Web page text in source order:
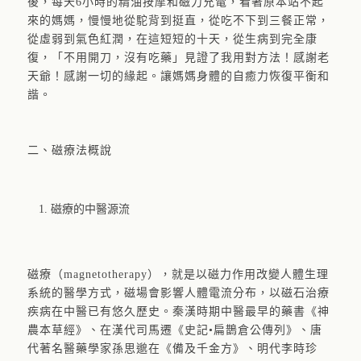
來的媽媽，慢慢地從駝背到挺直，從吃不下到三餐正常，
從虛弱到氣色紅潤，在這短短的十天，從生病到完全康
復，「不用開刀，沒有吃藥」見證了我用對方法！感謝老
天爺！感謝一切的緣起。讓媽媽身體的自癒力恢復平衡和
諧。
二、磁療法概說
磁療的中醫源流
磁療（magnetotherapy），就是以磁力作用改變人體生理
系統的醫學方式，磁場會影響人體電流分布，以磁石治療
疾病在中醫已有悠久歷史。秦漢時期中醫最早的藥書《神
農本草經》、在漢代司馬遷《史記•扁鵲倉公傳列》、唐
代著名醫藥學家孫思邈在《備及千金方》、明代李時珍